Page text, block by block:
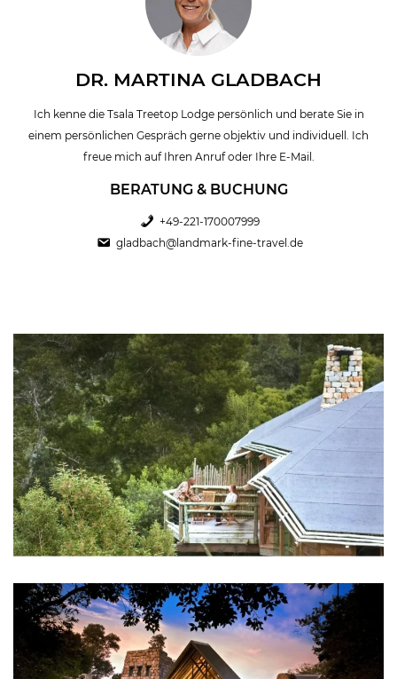
DR. MARTINA GLADBACH
Ich kenne die Tsala Treetop Lodge persönlich und berate Sie in
einem persönlichen Gespräch gerne objektiv und individuell. Ich
freue mich auf Ihren Anruf oder Ihre E-Mail.
BERATUNG & BUCHUNG
+49-221-170007999
gladbach@landmark-fine-travel.de